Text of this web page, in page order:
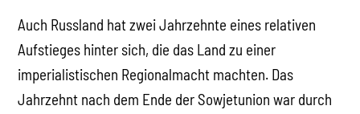
Auch Russland hat zwei Jahrzehnte eines relativen
Aufstieges hinter sich, die das Land zu einer
imperialistischen Regionalmacht machten. Das
Jahrzehnt nach dem Ende der Sowjetunion war durch